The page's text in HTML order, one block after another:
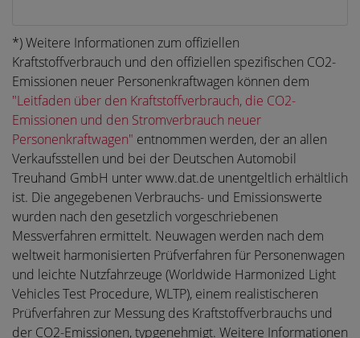
*) Weitere Informationen zum offiziellen
Kraftstoffverbrauch und den offiziellen spezifischen CO2-
Emissionen neuer Personenkraftwagen können dem
"Leitfaden über den Kraftstoffverbrauch, die CO2-
Emissionen und den Stromverbrauch neuer
Personenkraftwagen" entnommen werden, der an allen
Verkaufsstellen und bei der Deutschen Automobil
Treuhand GmbH unter www.dat.de unentgeltlich erhältlich
ist. Die angegebenen Verbrauchs- und Emissionswerte
wurden nach den gesetzlich vorgeschriebenen
Messverfahren ermittelt. Neuwagen werden nach dem
weltweit harmonisierten Prüfverfahren für Personenwagen
und leichte Nutzfahrzeuge (Worldwide Harmonized Light
Vehicles Test Procedure, WLTP), einem realistischeren
Prüfverfahren zur Messung des Kraftstoffverbrauchs und
der CO2-Emissionen, typgenehmigt. Weitere Informationen